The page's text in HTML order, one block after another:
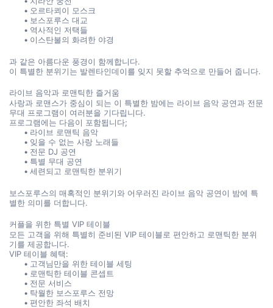
오르타쾨이 모스크
보스포루스 대교
역사적인 저택들
이스탄불의 화려한 야경
과 같은 아름다운 풍경이 함께합니다.
이 특별한 분위기는 발렌타인데이를 잊지 못할 추억으로 만들어 줍니다.
라이브 음악과 로맨틱한 즐거움
사랑과 로맨스가 중심이 되는 이 특별한 밤에는 라이브 음악 공연과 전문
무대 프로그램이 여러분을 기다립니다.
프로그램에는 다음이 포함됩니다;
라이브 로맨틱 음악
잊을 수 없는 사랑 노래들
전문 DJ 공연
특별 무대 공연
세련되고 로맨틱한 분위기
보스포루스의 매혹적인 분위기와 어우러진 라이브 음악 공연이 밤에 특
별한 의미를 더합니다.
커플을 위한 특별 VIP 테이블
모든 고객을 위해 특별히 준비된 VIP 테이블로 편안하고 로맨틱한 분위
기를 제공합니다.
VIP 테이블 혜택:
고객님만을 위한 테이블 세팅
로맨틱한 테이블 콘셉트
전문 서비스
탁월한 보스포루스 전망
편안한 좌석 배치